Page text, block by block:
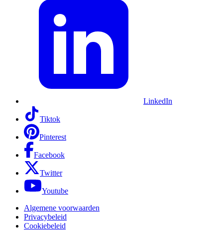
LinkedIn
Tiktok
Pinterest
Facebook
Twitter
Youtube
Algemene voorwaarden
Privacybeleid
Cookiebeleid